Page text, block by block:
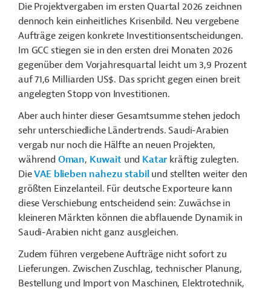
Die Projektvergaben im ersten Quartal 2026 zeichnen
dennoch kein einheitliches Krisenbild. Neu vergebene
Aufträge zeigen konkrete Investitionsentscheidungen.
Im GCC stiegen sie in den ersten drei Monaten 2026
gegenüber dem Vorjahresquartal leicht um 3,9 Prozent
auf 71,6 Milliarden US$. Das spricht gegen einen breit
angelegten Stopp von Investitionen.
Aber auch hinter dieser Gesamtsumme stehen jedoch
sehr unterschiedliche Ländertrends. Saudi-Arabien
vergab nur noch die Hälfte an neuen Projekten,
während Oman, Kuwait und Katar kräftig zulegten.
DieVAE blieben nahezu stabilund stellten weiter den
größten Einzelanteil. Für deutsche Exporteure kann
diese Verschiebung entscheidend sein: Zuwächse in
kleineren Märkten können die abflauende Dynamik in
Saudi-Arabien nicht ganz ausgleichen.
Zudem führen vergebene Aufträge nicht sofort zu
Lieferungen. Zwischen Zuschlag, technischer Planung,
Bestellung und Import von Maschinen, Elektrotechnik,